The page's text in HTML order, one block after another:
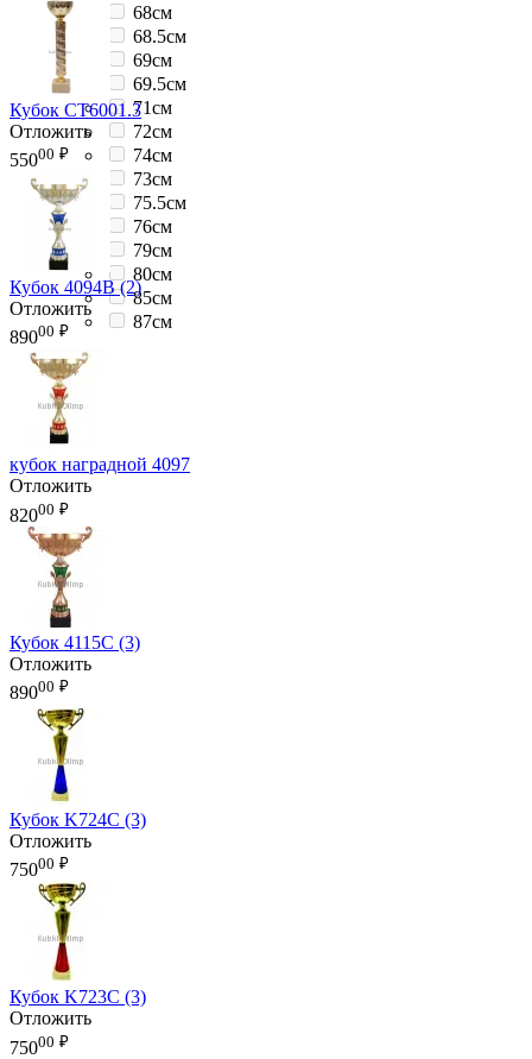
68см
68.5см
69см
69.5см
71см
72см
74см
73см
75.5см
76см
79см
80см
85см
87см
Кубок CT6001.3
Отложить
55000 ₽
Кубок 4094B (2)
Отложить
89000 ₽
кубок наградной 4097
Отложить
82000 ₽
Кубок 4115C (3)
Отложить
89000 ₽
Кубок K724C (3)
Отложить
75000 ₽
Кубок K723C (3)
Отложить
75000 ₽